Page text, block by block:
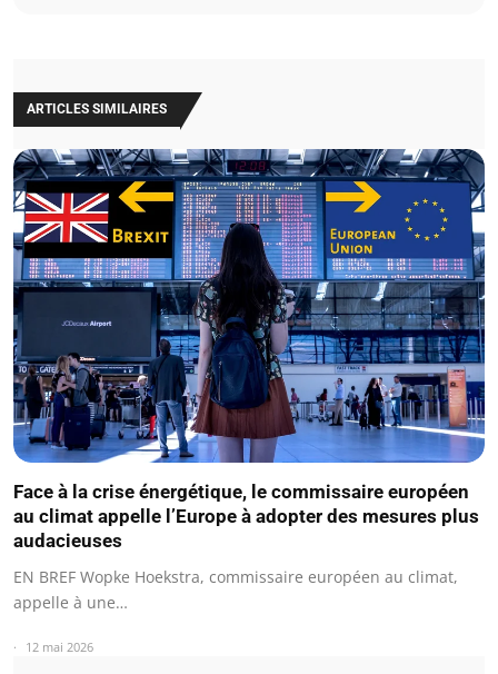
ARTICLES SIMILAIRES
Face à la crise énergétique, le commissaire européen
au climat appelle l’Europe à adopter des mesures plus
audacieuses
EN BREF Wopke Hoekstra, commissaire européen au climat,
appelle à une…
12 mai 2026